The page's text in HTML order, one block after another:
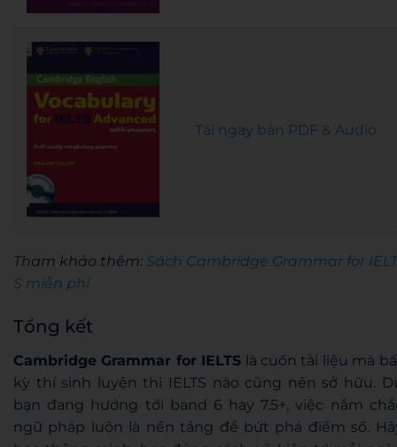
Tải ngay bản PDF & Audio
Tham khảo thêm: Sách Cambridge Grammar for IELT
S miễn phí
Tổng kết
Cambridge Grammar for IELTS là cuốn tài liệu mà
kỳ thí sinh luyện thi IELTS nào cũng nên sở hữu.
bạn đang hướng tới band 6 hay 7.5+, việc nắm
ngữ pháp luôn là nền tảng để bứt phá điểm số.